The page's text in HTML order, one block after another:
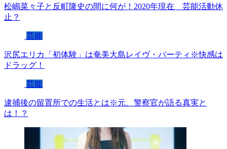
松嶋菜々子と反町隆史の間に何が！2020年現在 芸能活動休
止？
芸能
沢尻エリカ「初体験」は奄美大島レイヴ・パーティ※快感は
ドラッグ！
芸能
逮捕後の留置所での生活とは※元、警察官が語る真実と
は！？